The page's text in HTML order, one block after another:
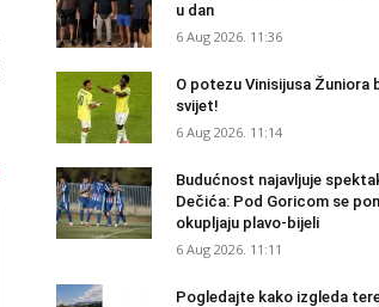
u dan
6 Aug 2026. 11:36
O potezu Vinisijusa Žuniora
svijet!
6 Aug 2026. 11:14
Budućnost najavljuje
Dečića: Pod Goricom se
okupljaju plavo-bijeli
6 Aug 2026. 11:11
Pogledajte kako izgleda